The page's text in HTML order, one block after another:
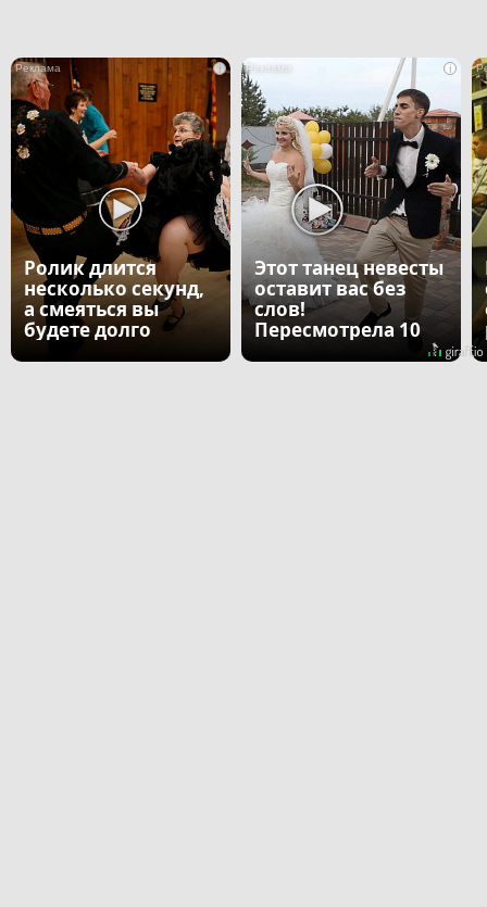
i
Ролик длится
несколько секунд,
а смеяться вы
будете долго
i
Этот танец невесты
оставит вас без
слов!
Пересмотрела 10